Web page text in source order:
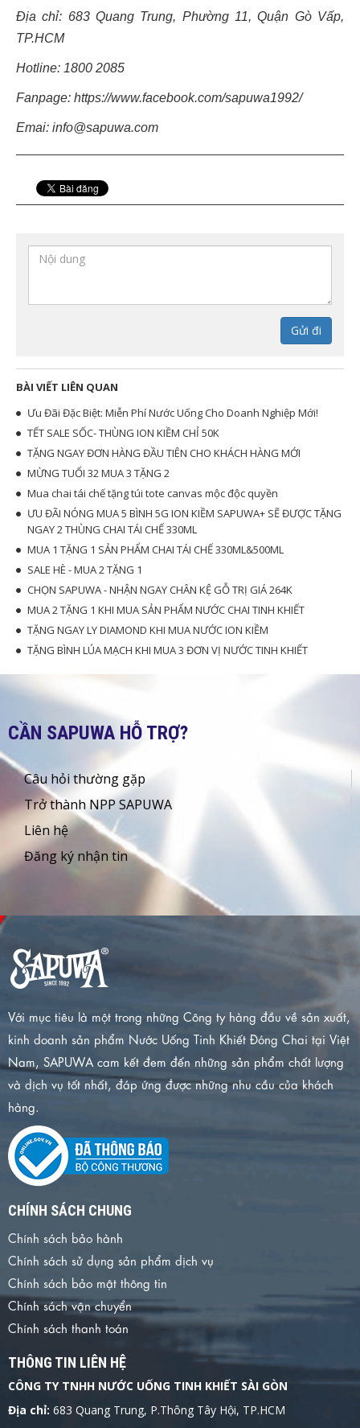
Địa chỉ: 683 Quang Trung, Phường 11, Quận Gò Vấp,
TP.HCM
Hotline: 1800 2085
Fanpage: https://www.facebook.com/sapuwa1992/
Emai: info@sapuwa.com
Gửi đi
BÀI VIẾT LIÊN QUAN
Ưu Đãi Đặc Biệt: Miễn Phí Nước Uống Cho Doanh Nghiệp Mới!
TẾT SALE SỐC- THÙNG ION KIỀM CHỈ 50K
TẶNG NGAY ĐƠN HÀNG ĐẦU TIÊN CHO KHÁCH HÀNG MỚI
MỪNG TUỔI 32 MUA 3 TẶNG 2
Mua chai tái chế tặng túi tote canvas mộc độc quyền
ƯU ĐÃI NÓNG MUA 5 BÌNH 5G ION KIỀM SAPUWA+ SẼ ĐƯỢC TẶNG
NGAY 2 THÙNG CHAI TÁI CHẾ 330ML
MUA 1 TẶNG 1 SẢN PHẨM CHAI TÁI CHẾ 330ML&500ML
SALE HÈ - MUA 2 TẶNG 1
CHỌN SAPUWA - NHẬN NGAY CHÂN KỆ GỖ TRỊ GIÁ 264K
MUA 2 TẶNG 1 KHI MUA SẢN PHẨM NƯỚC CHAI TINH KHIẾT
TẶNG NGAY LY DIAMOND KHI MUA NƯỚC ION KIỀM
TẶNG BÌNH LÚA MẠCH KHI MUA 3 ĐƠN VỊ NƯỚC TINH KHIẾT
CẦN SAPUWA HỖ TRỢ?
Câu hỏi thường gặp
Trở thành NPP SAPUWA
Liên hệ
Đăng ký nhận tin
Với mục tiêu là một trong những Công ty hàng đầu về sản xuất,
kinh doanh sản phẩm Nước Uống Tinh Khiết Đóng Chai tại Việt
Nam, SAPUWA cam kết đem đến những sản phẩm chất lượng
và dịch vụ tốt nhất, đáp ứng được những nhu cầu của khách
hàng.
CHÍNH SÁCH CHUNG
Chính sách bảo hành
Chính sách sử dụng sản phẩm dịch vụ
Chính sách bảo mật thông tin
Chính sách vận chuyển
Chính sách thanh toán
THÔNG TIN LIÊN HỆ
CÔNG TY TNHH NƯỚC UỐNG TINH KHIẾT SÀI GÒN
Địa chỉ: 683 Quang Trung, P.Thông Tây Hội, TP.HCM